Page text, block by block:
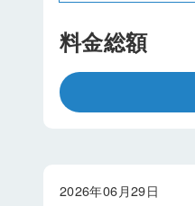
料金総額
2026年06月29日